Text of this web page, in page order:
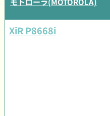
XiR P8668i